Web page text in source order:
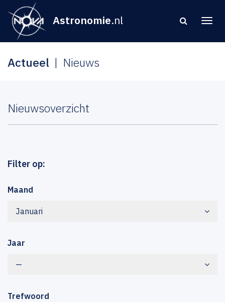
Astronomie.nl
Actueel Nieuws
Nieuwsoverzicht
Filter op:
Maand
Januari
Jaar
—
Trefwoord